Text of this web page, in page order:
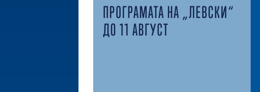
ПРОГРАМАТА НА „ЛЕВСКИ“
ДО 11 АВГУСТ